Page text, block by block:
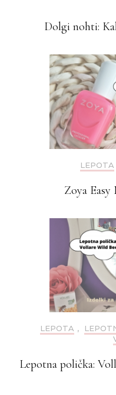
Dolgi nohti:
LEPOTA
Zoya
LEPOTA ,
Lepotna polička: